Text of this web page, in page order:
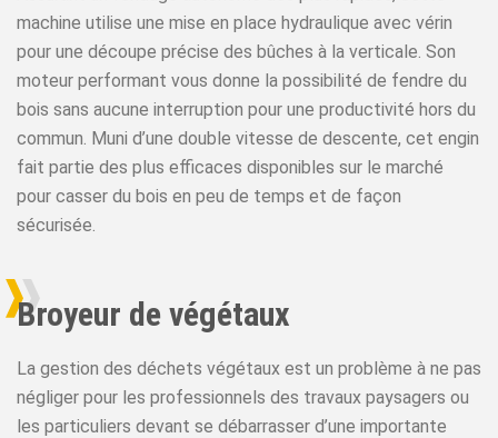
machine utilise une mise en place hydraulique avec vérin
pour une découpe précise des bûches à la verticale. Son
moteur performant vous donne la possibilité de fendre du
bois sans aucune interruption pour une productivité hors du
commun. Muni d’une double vitesse de descente, cet engin
fait partie des plus efficaces disponibles sur le marché
pour casser du bois en peu de temps et de façon
sécurisée.
Broyeur de végétaux
La gestion des déchets végétaux est un problème à ne pas
négliger pour les professionnels des travaux paysagers ou
les particuliers devant se débarrasser d’une importante